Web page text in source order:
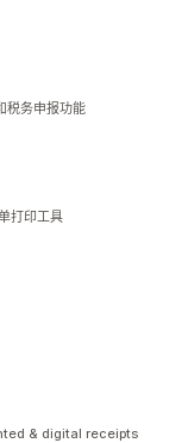
税务申报功能
打印工具
& digital receipts